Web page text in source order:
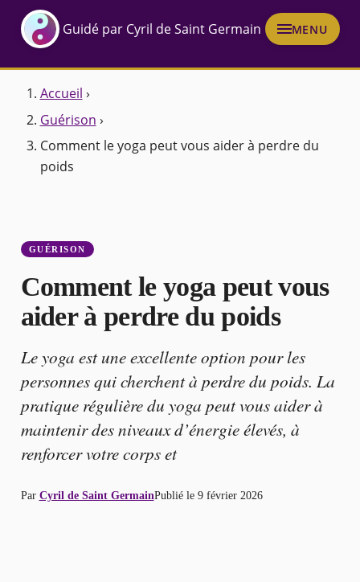
Guidé par Cyril de Saint Germain MENU
Accueil ›
Guérison ›
Comment le yoga peut vous aider à perdre du
poids
GUÉRISON
Comment le yoga peut vous
aider à perdre du poids
Le yoga est une excellente option pour les
personnes qui cherchent à perdre du poids. La
pratique régulière du yoga peut vous aider à
maintenir des niveaux d’énergie élevés, à
renforcer votre corps et
Par Cyril de Saint GermainPublié le 9 février 2026